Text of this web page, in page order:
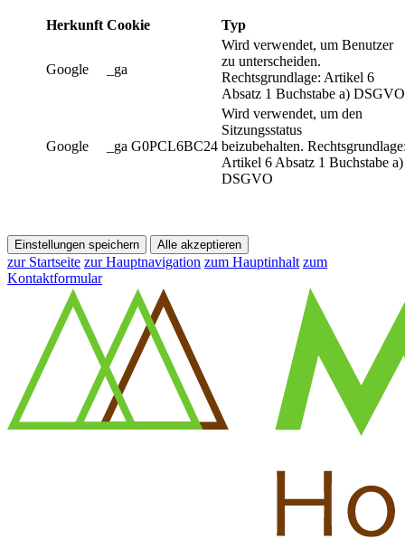
Herkunft Cookie Typ
Google _ga
Wird verwendet, um Benutzer
zu unterscheiden.
Rechtsgrundlage: Artikel 6
Absatz 1 Buchstabe a) DSGVO
Google _ga G0PCL6BC24
Wird verwendet, um den
Sitzungsstatus
beizubehalten.
Artikel 6 Absatz 1 Buchstabe a)
DSGVO
Einstellungen speichern Alle akzeptieren
zur Startseite zur Hauptnavigation zum Hauptinhalt zum
Kontaktformular